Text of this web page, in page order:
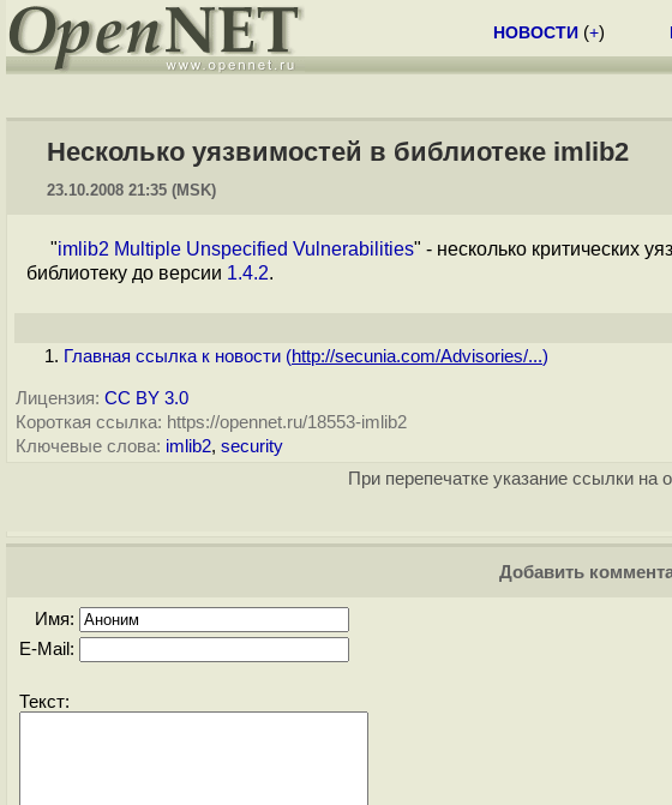
НОВОСТИ (+)
Несколько уязвимостей в библиотеке imlib2
23.10.2008 21:35 (MSK)
"imlib2 Multiple Unspecified Vulnerabilities" - несколько критических
библиотеку до версии 1.4.2.
Главная ссылка к новости (http://secunia.com/Advisories/...)
Лицензия: CC BY 3.0
Короткая ссылка: https://opennet.ru/18553-imlib2
Ключевые слова: imlib2, security
При перепечатке указание ссылки на
Добавить
Имя:
E-Mail:
Текст: